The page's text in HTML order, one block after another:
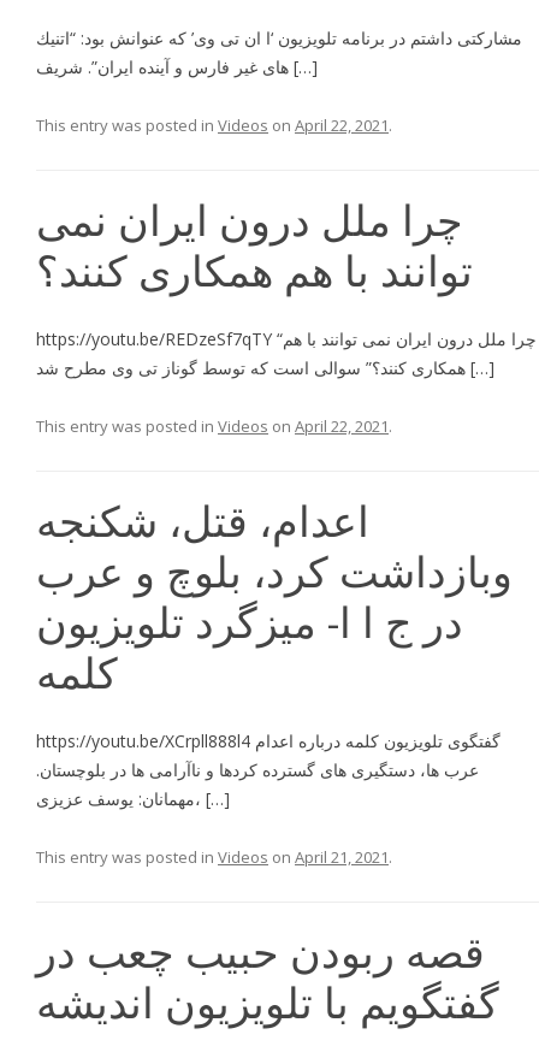
مشاركتى داشتم در برنامه تلويزيون ‘ا ان تى وى’ كه عنوانش بود: “اتنيك
هاى غير فارس و آينده ايران”. شريف […]
This entry was posted in Videos on April 22, 2021.
چرا ملل درون ايران نمى
توانند با هم همكارى كنند؟
https://youtu.be/REDzeSf7qTY “چرا ملل درون ايران نمى توانند با هم
همكارى كنند؟” سوالى است كه توسط گوناز تى وى مطرح شد […]
This entry was posted in Videos on April 22, 2021.
اعدام، قتل، شکنجه
وبازداشت کرد، بلوچ و عرب
در ج ا ا- میزگرد تلویزیون
کلمه
https://youtu.be/XCrpll888l4 گفتگوى تلويزيون كلمه درباره اعدام
عرب ها، دستگيرى هاى گسترده كردها و ناآرامى ها در بلوچستان.
مهمانان: يوسف عزيزى، […]
This entry was posted in Videos on April 21, 2021.
قصه ربودن حبیب چعب در
گفتگویم با تلویزیون اندیشه